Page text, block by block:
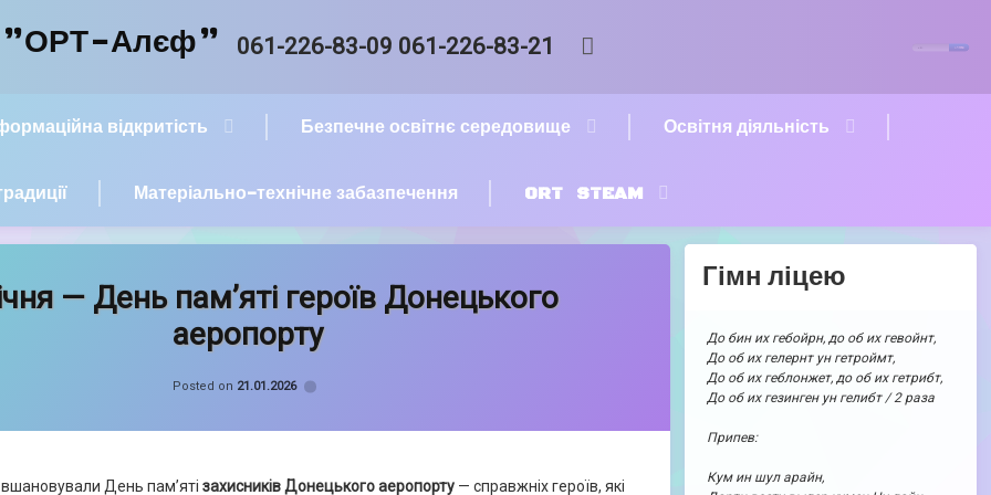
"ОРТ-Алєф" Tel:
061-226-83-09 061-226-83-21
відкритість Безпечне освітнє середовище Освітня діяльність
Матеріально-технічне забазпечення ORT STEAM
— День пам’яті героїв Донецького
аеропорту
Posted on 21.01.2026
День пам’ятізахисників Донецького аеропорту — справжніх героїв, які
Гімн ліцею
До бин их гебойрн, до об их гевойнт,
До об их гелернт ун гетроймт,
До об их геблонжет, до об их гетрибт,
До об их гезинген ун гелибт / 2 раза
Припев:
Кум ин шул арайн,